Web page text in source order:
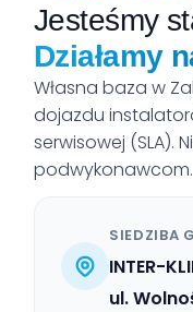
Jesteśmy
Działamy
Własna baza w
dojazdu
serwisowej (SLA).
podwykonawcom.
SIEDZIBA
INTER-
ul.